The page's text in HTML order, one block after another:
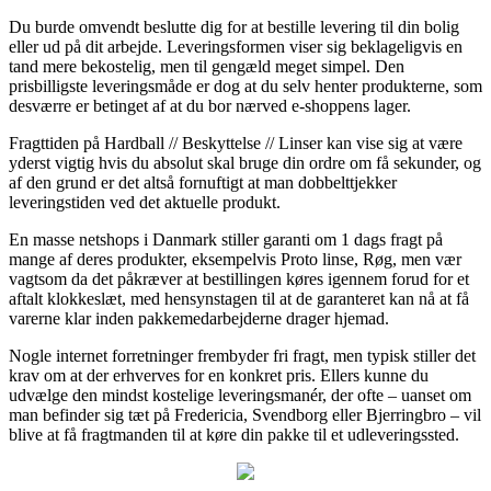
Du burde omvendt beslutte dig for at bestille levering til din bolig
eller ud på dit arbejde. Leveringsformen viser sig beklageligvis en
tand mere bekostelig, men til gengæld meget simpel. Den
prisbilligste leveringsmåde er dog at du selv henter produkterne, som
desværre er betinget af at du bor nærved e-shoppens lager.
Fragttiden på Hardball // Beskyttelse // Linser kan vise sig at være
yderst vigtig hvis du absolut skal bruge din ordre om få sekunder, og
af den grund er det altså fornuftigt at man dobbelttjekker
leveringstiden ved det aktuelle produkt.
En masse netshops i Danmark stiller garanti om 1 dags fragt på
mange af deres produkter, eksempelvis Proto linse, Røg, men vær
vagtsom da det påkræver at bestillingen køres igennem forud for et
aftalt klokkeslæt, med hensynstagen til at de garanteret kan nå at få
varerne klar inden pakkemedarbejderne drager hjemad.
Nogle internet forretninger frembyder fri fragt, men typisk stiller det
krav om at der erhverves for en konkret pris. Ellers kunne du
udvælge den mindst kostelige leveringsmanér, der ofte – uanset om
man befinder sig tæt på Fredericia, Svendborg eller Bjerringbro – vil
blive at få fragtmanden til at køre din pakke til et udleveringssted.